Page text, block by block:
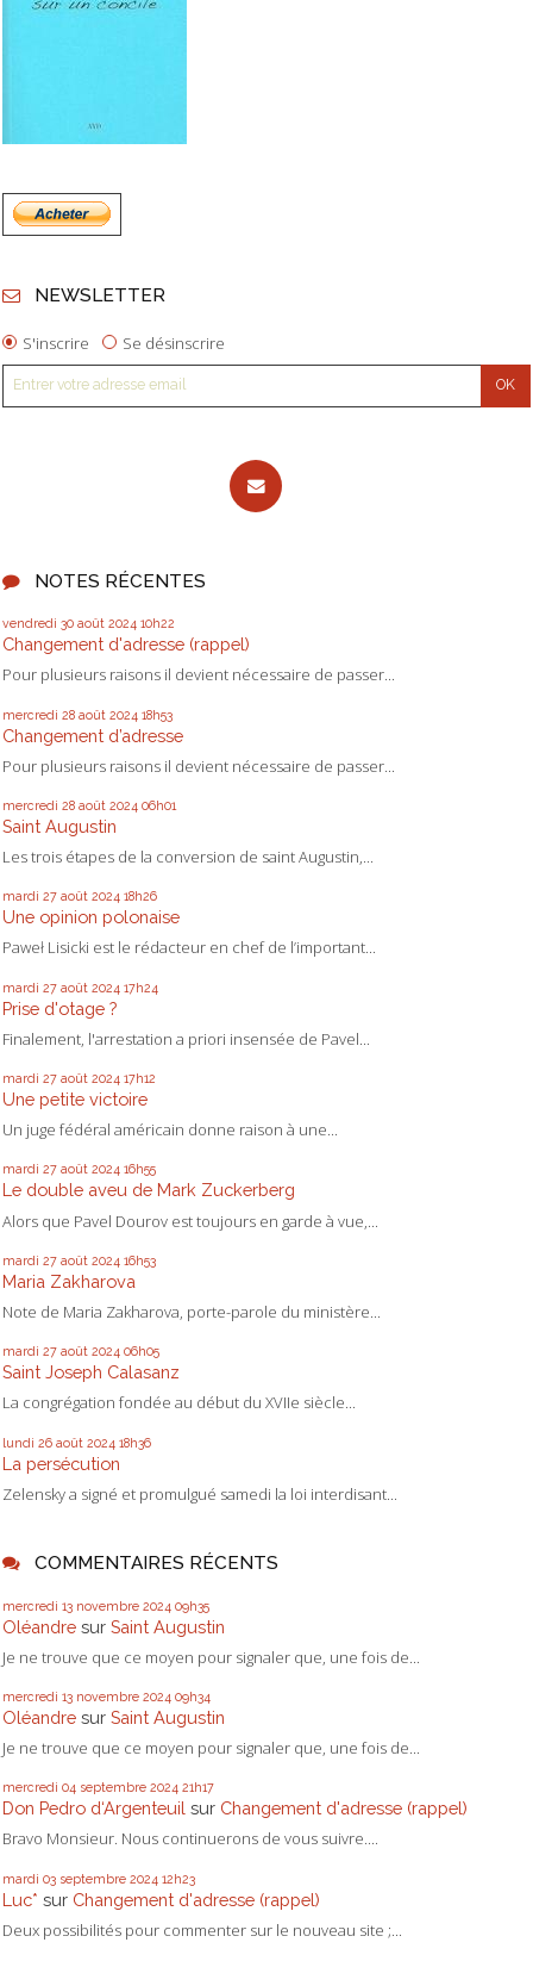
NEWSLETTER
S'inscrire Se désinscrire
NOTES RÉCENTES
vendredi 30 août 2024 10h22
Changement d'adresse (rappel)
Pour plusieurs raisons il devient nécessaire de passer...
mercredi 28 août 2024 18h53
Changement d’adresse
Pour plusieurs raisons il devient nécessaire de passer...
mercredi 28 août 2024 06h01
Saint Augustin
Les trois étapes de la conversion de saint Augustin,...
mardi 27 août 2024 18h26
Une opinion polonaise
Paweł Lisicki est le rédacteur en chef de l’important...
mardi 27 août 2024 17h24
Prise d'otage ?
Finalement, l'arrestation a priori insensée de Pavel...
mardi 27 août 2024 17h12
Une petite victoire
Un juge fédéral américain donne raison à une...
mardi 27 août 2024 16h55
Le double aveu de Mark Zuckerberg
Alors que Pavel Dourov est toujours en garde à vue,...
mardi 27 août 2024 16h53
Maria Zakharova
Note de Maria Zakharova, porte-parole du ministère...
mardi 27 août 2024 06h05
Saint Joseph Calasanz
La congrégation fondée au début du XVIIe siècle...
lundi 26 août 2024 18h36
La persécution
Zelensky a signé et promulgué samedi la loi interdisant...
COMMENTAIRES RÉCENTS
mercredi 13 novembre 2024 09h35
Oléandre sur Saint Augustin
Je ne trouve que ce moyen pour signaler que, une fois de...
mercredi 13 novembre 2024 09h34
Oléandre sur Saint Augustin
Je ne trouve que ce moyen pour signaler que, une fois de...
mercredi 04 septembre 2024 21h17
Don Pedro d‘Argenteuil sur Changement d'adresse (rappel)
Bravo Monsieur. Nous continuerons de vous suivre....
mardi 03 septembre 2024 12h23
Luc* sur Changement d'adresse (rappel)
Deux possibilités pour commenter sur le nouveau site ;...